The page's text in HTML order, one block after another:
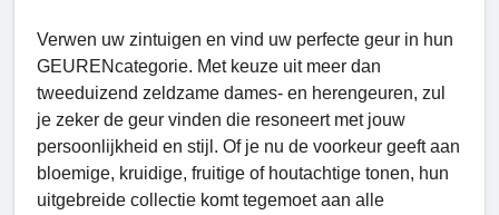
Verwen uw zintuigen en vind uw perfecte geur in hun
GEURENcategorie. Met keuze uit meer dan
tweeduizend zeldzame dames- en herengeuren, zul
je zeker de geur vinden die resoneert met jouw
persoonlijkheid en stijl. Of je nu de voorkeur geeft aan
bloemige, kruidige, fruitige of houtachtige tonen, hun
uitgebreide collectie komt tegemoet aan alle